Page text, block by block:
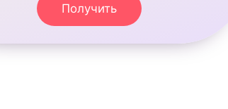
Получить